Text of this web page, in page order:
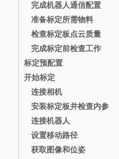
完成机器人通信配置
准备标定所需物料
检查标定板点云质量
完成标定前检查工作
标定预配置
开始标定
连接相机
安装标定板并检查内参
连接机器人
设置移动路径
获取图像和位姿